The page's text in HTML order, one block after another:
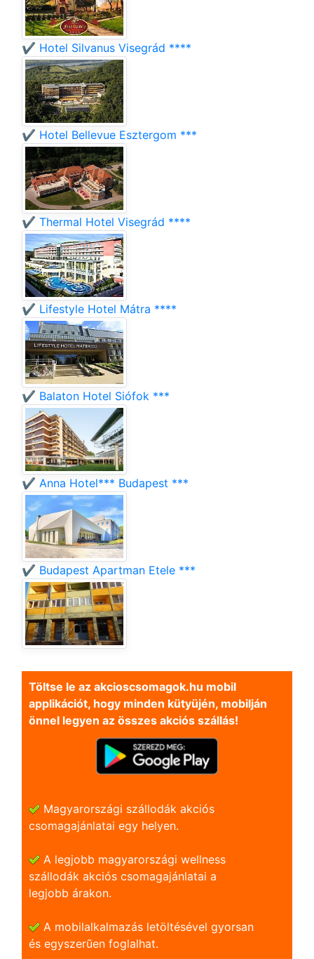
✔️ Hotel Silvanus Visegrád ****
✔️ Hotel Bellevue Esztergom ***
✔️ Thermal Hotel Visegrád ****
✔️ Lifestyle Hotel Mátra ****
✔️ Balaton Hotel Siófok ***
✔️ Anna Hotel*** Budapest ***
✔️ Budapest Apartman Etele ***
Töltse le az akcioscsomagok.hu mobil
applikációt, hogy minden kütyüjén, mobilján
önnel legyen az összes akciós szállás!
Magyarországi szállodák akciós
csomagajánlatai egy helyen.
A legjobb magyarországi wellness
szállodák akciós csomagajánlatai a
legjobb árakon.
A mobilalkalmazás letöltésével gyorsan
és egyszerũen foglalhat.